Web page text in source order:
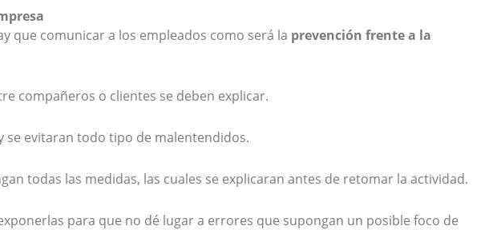
que comunicar a los empleados como será la prevención frente a la
compañeros o clientes se deben explicar.
se evitaran todo tipo de malentendidos.
todas las medidas, las cuales se explicaran antes de retomar la actividad.
para que no dé lugar a errores que supongan un posible foco de